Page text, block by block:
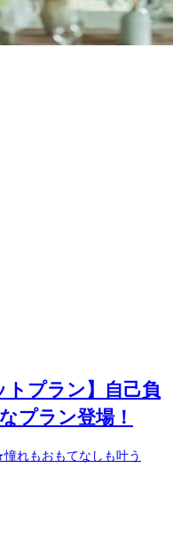
トプラン】自己負
プラン登場！
れもおもてなしも叶う